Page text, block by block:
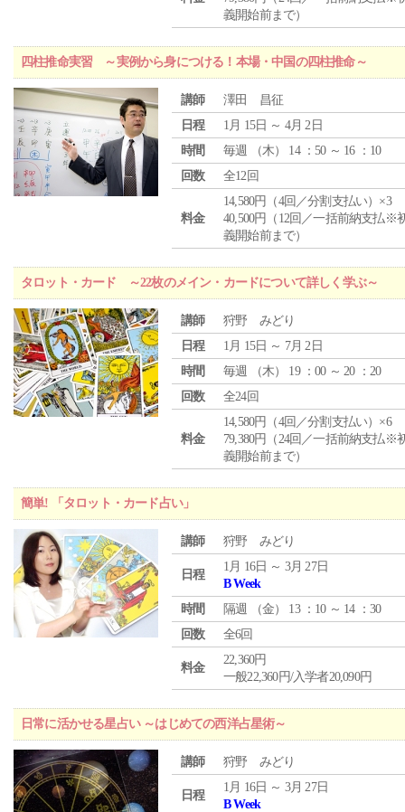
義開始前まで）
四柱推命実習 ～実例から身につける！本場・中国の四柱推命～
講師
澤田 昌征
日程
1月 15日 ～ 4月 2日
時間
毎週 （木） 14 ：50 ～ 16 ：10
回数
全12回
料金
14,580円（4回／分割支払い）×3
40,500円（12回／一括前納支払※
義開始前まで）
タロット・カード ～22枚のメイン・カードについて詳しく学ぶ～
講師
狩野 みどり
日程
1月 15日 ～ 7月 2日
時間
毎週 （木） 19 ：00 ～ 20 ：20
回数
全24回
料金
14,580円（4回／分割支払い）×6
79,380円（24回／一括前納支払※
義開始前まで）
簡単! 「タロット・カード占い」
講師 狩野 みどり
日程
1月 16日 ～ 3月 27日
B Week
時間
隔週 （金） 13 ：10 ～ 14 ：30
回数
全6回
料金
22,360円
一般22,360円/入学者20,090円
日常に活かせる星占い ～はじめての西洋占星術～
講師 狩野 みどり
日程
1月 16日 ～ 3月 27日
B Week